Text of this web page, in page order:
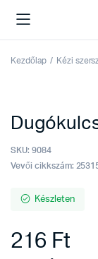
Kezdőlap Kézi
SKU: 9084
Vevői cikkszám:
Készleten
216 Ft